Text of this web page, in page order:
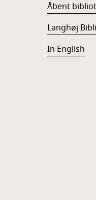
Åbent
Langhøj
In English